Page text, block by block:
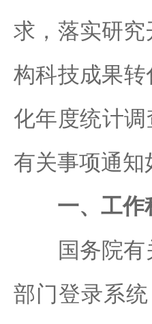
求，落实研
构科技成果转
化年度统计
有关事项通知
一、工作
国务院有关
部门登录系统